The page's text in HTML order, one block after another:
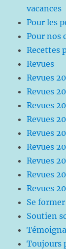
vacances
Pour les
Pour nos
Recettes
Revues
Revues
Revues
Revues
Revues
Revues
Revues
Revues
Revues
Revues
Se
Soutien
Toujours